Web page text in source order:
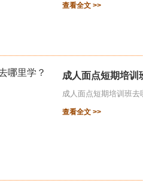
查看全文 >>
成人面点短期培训
成人面点短期培训班去
查看全文 >>